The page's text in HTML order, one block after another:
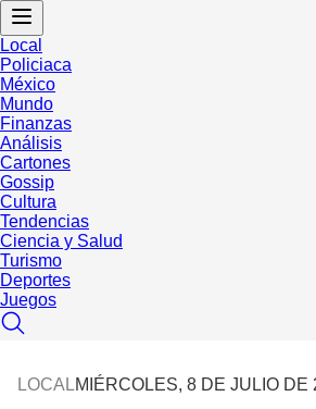
Local
Policiaca
México
Mundo
Finanzas
Análisis
Cartones
Gossip
Cultura
Tendencias
Ciencia y Salud
Turismo
Deportes
Juegos
LOCALMIÉRCOLES, 8 DE JULIO DE